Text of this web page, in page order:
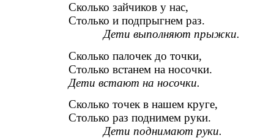
Сколько зайчиков у нас,
Столько и подпрыгнем раз.
Дети выполняют прыжки.
Сколько палочек до точки,
Столько встанем на носочки.
Дети встают на носочки.
Сколько точек в нашем круге,
Столько раз поднимем руки.
Дети поднимают руки.